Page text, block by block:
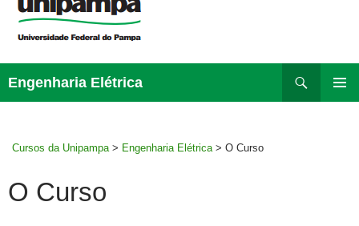
Engenharia Elétrica
para
Cursos da Unipampa > Engenharia Elétrica > O Curso
O Curso